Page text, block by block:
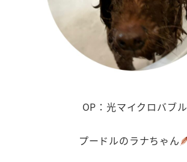
OP：光マイクロバブル
プードルのラナちゃん